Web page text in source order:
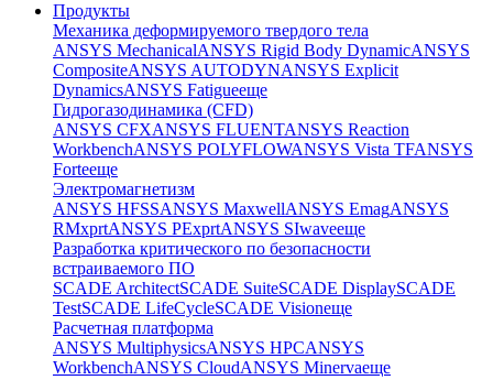
Продукты
Механика деформируемого твердого тела
ANSYS MechanicalANSYS Rigid Body DynamicANSYS
CompositeANSYS AUTODYNANSYS Explicit
DynamicsANSYS Fatigueеще
Гидрогазодинамика (CFD)
ANSYS CFXANSYS FLUENTANSYS Reaction
WorkbenchANSYS POLYFLOWANSYS Vista TFANSYS
Forteеще
Электромагнетизм
ANSYS HFSSANSYS MaxwellANSYS EmagANSYS
RMxprtANSYS PExprtANSYS SIwaveеще
Разработка критического по безопасности
встраиваемого ПО
SCADE ArchitectSCADE SuiteSCADE DisplaySCADE
TestSCADE LifeCycleSCADE Visionеще
Расчетная платформа
ANSYS MultiphysicsANSYS HPCANSYS
WorkbenchANSYS CloudANSYS Minervaеще